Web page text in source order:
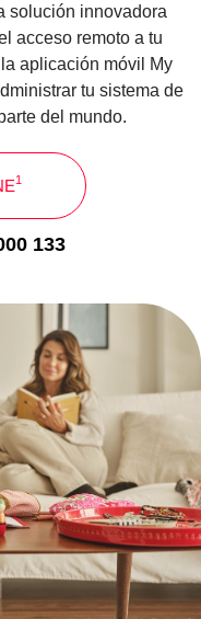
solución innovadora
acceso remoto a tu
aplicación móvil My
tu sistema de
del mundo.
1
133